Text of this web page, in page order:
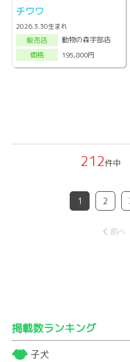
チワワ
2026.3.30生まれ
販売店
動物の森宇部店
価格
195,800円
212件中
1 2
前へ
掲載数ランキング
子犬